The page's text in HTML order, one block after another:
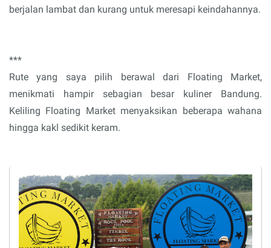
berjalan lambat dan kurang untuk meresapi keindahannya.
***
Rute yang saya pilih berawal dari Floating Market,
menikmati hampir sebagian besar kuliner Bandung.
Keliling Floating Market menyaksikan beberapa wahana
hingga kakl sedikit keram.